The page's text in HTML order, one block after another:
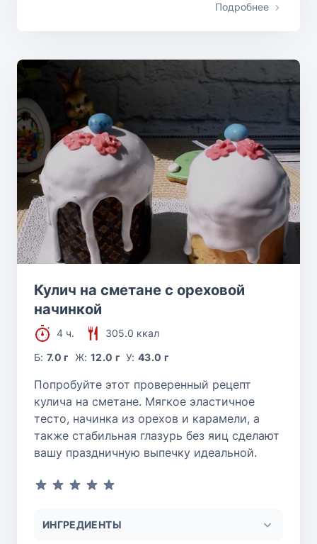
Подробнее
Кулич на сметане с ореховой
начинкой
4 ч.
305.0 ккал
Б:7.0 г Ж: 12.0 г У:43.0 г
Попробуйте этот проверенный рецепт
кулича на сметане. Мягкое эластичное
тесто, начинка из орехов и карамели, а
также стабильная глазурь без яиц сделают
вашу праздничную выпечку идеальной.
ИНГРЕДИЕНТЫ